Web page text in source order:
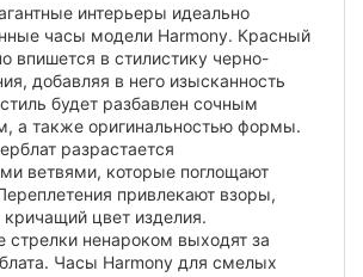
интерьеры идеально
часы модели Harmony. Красный
впишется в стилистику черно-
добавляя в него изысканность
будет разбавлен сочным
а также оригинальностью формы.
разрастается
ветвями, которые поглощают
привлекают взоры,
цвет изделия.
ненароком выходят за
Часы Harmony для смелых